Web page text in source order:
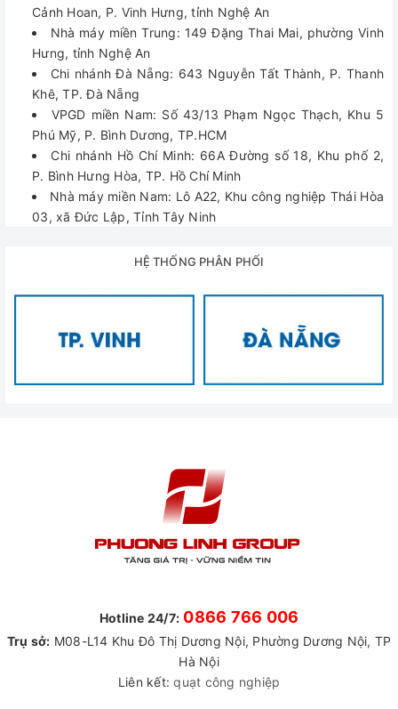
Cảnh Hoan, P. Vinh Hưng, tỉnh Nghệ An
Nhà máy miền Trung: 149 Đặng Thai Mai, phường Vinh
Hưng, tỉnh Nghệ An
Chi nhánh Đà Nẵng: 643 Nguyễn Tất Thành, P. Thanh
Khê, TP. Đà Nẵng
VPGD miền Nam: Số 43/13 Phạm Ngọc Thạch, Khu 5
Phú Mỹ, P. Bình Dương, TP.HCM
Chi nhánh Hồ Chí Minh: 66A Đường số 18, Khu phố 2,
P. Bình Hưng Hòa, TP. Hồ Chí Minh
Nhà máy miền Nam: Lô A22, Khu công nghiệp Thái Hòa
03, xã Đức Lập, Tỉnh Tây Ninh
HỆ THỐNG PHÂN PHỐI
Hotline 24/7: 0866 766 006
Trụ sở: M08-L14 Khu Đô Thị Dương Nội, Phường Dương Nội, TP
Hà Nội
Liên kết:quạt công nghiệp